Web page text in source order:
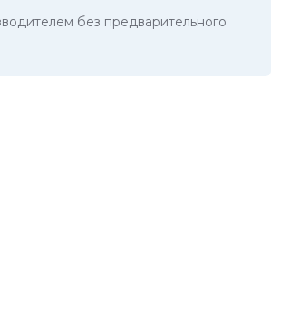
без предварительного